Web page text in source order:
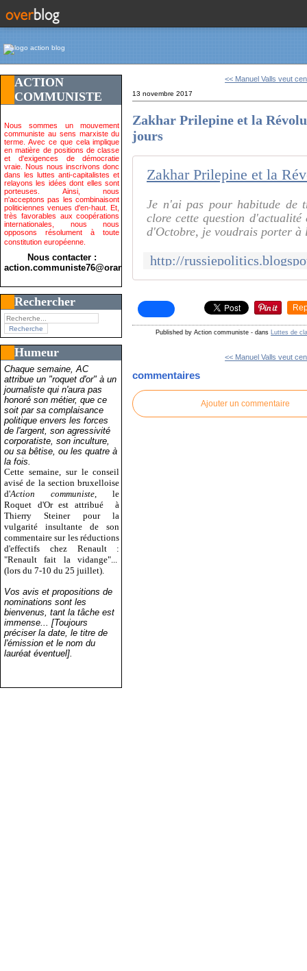
ACTION
COMMUNISTE
Nous sommes un mouvement
communiste au sens marxiste du
terme. Avec ce que cela implique
en matière de positions de classe
et d'exigences de démocratie
vraie. Nous nous inscrivons donc
dans les luttes anti-capitalistes et
relayons les idées dont elles sont
porteuses. Ainsi, nous
n'acceptons pas les combinaisont
politiciennes venues d'en-haut. Et,
très favorables aux coopérations
internationales, nous nous
opposons résolument à toute
constitution européenne.
Nous contacter :
action.communiste76@orange.fr>
Rechercher
Humeur
Chaque semaine, AC
attribue un "roquet d'or" à un
journaliste qui n'aura pas
honoré son métier, que ce
soit par sa complaisance
politique envers les forces
de l'argent, son agressivité
corporatiste, son inculture,
ou sa bêtise, ou les quatre à
la fois.
Cette semaine, sur le conseil
avisé de la section bruxelloise
d'Action communiste , le
Roquet d'Or est attribué
à
Thierry Steiner pour la
vulgarité insultante de son
commentaire sur les réductions
d'effectifs chez Renault :
"Renault fait la vidange"...
(lors du 7-10 du 25 juillet).
Vos avis et propositions de
nominations sont les
bienvenus, tant la tâche est
immense... [Toujours
préciser la date, le titre de
l'émission et le nom du
lauréat éventuel].
<< Manuel Valls veut
13 novembre 2017
Zakhar Prilepine et la
jours
Je n'ai pas pour habitude de
clore cette question
d'Octobre, je voudrais porter à
Published by Action communiste - dans Luttes de
<< Manuel Valls veut
commentaires
Ajouter un commentaire